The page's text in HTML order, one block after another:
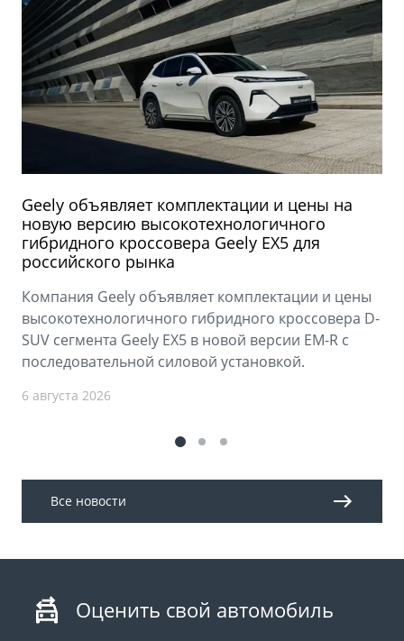
Geely объявляет комплектации и цены на
новую версию высокотехнологичного
гибридного кроссовера Geely EX5 для
российского рынка
Компания Geely объявляет комплектации и цены
высокотехнологичного гибридного кроссовера D-
SUV сегмента Geely EX5 в новой версии EM-R с
последовательной силовой установкой.
6 августа 2026
Все новости
Оценить свой автомобиль